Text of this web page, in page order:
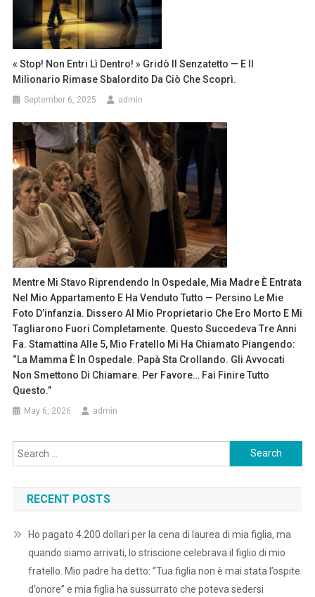
« Stop! Non Entri Lì Dentro! » Gridò Il Senzatetto — E Il
Milionario Rimase Sbalordito Da Ciò Che Scoprì.
September 6, 2025 admin
Mentre Mi Stavo Riprendendo In Ospedale, Mia Madre È Entrata
Nel Mio Appartamento E Ha Venduto Tutto — Persino Le Mie
Foto D’infanzia. Dissero Al Mio Proprietario Che Ero Morto E Mi
Tagliarono Fuori Completamente. Questo Succedeva Tre Anni
Fa. Stamattina Alle 5, Mio Fratello Mi Ha Chiamato Piangendo:
“La Mamma È In Ospedale. Papà Sta Crollando. Gli Avvocati
Non Smettono Di Chiamare. Per Favore… Fai Finire Tutto
Questo.”
May 6, 2026 admin
Search
for:
RECENT POSTS
Ho pagato 4.200 dollari per la cena di laurea di mia figlia, ma
quando siamo arrivati, lo striscione celebrava il figlio di mio
fratello. Mio padre ha detto: “Tua figlia non è mai stata l’ospite
d’onore” e mia figlia ha sussurrato che poteva sedersi